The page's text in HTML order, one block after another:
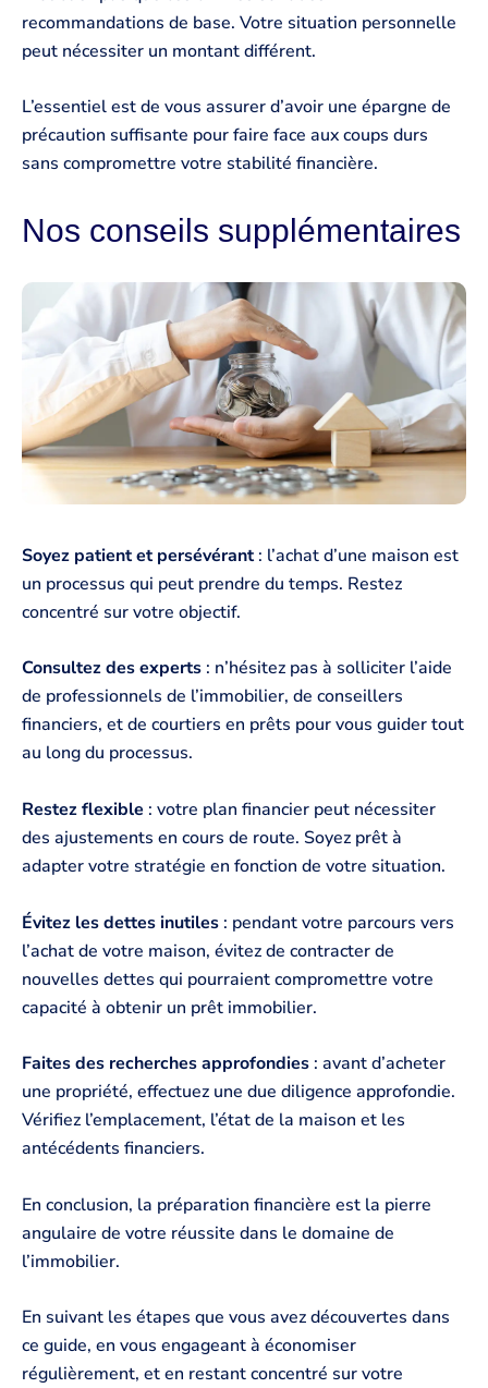
recommandations de base. Votre situation personnelle
peut nécessiter un montant différent.
L’essentiel est de vous assurer d’avoir une épargne de
précaution suffisante pour faire face aux coups durs
sans compromettre votre stabilité financière.
Nos conseils supplémentaires
Soyez patient et persévérant: l’achat d’une maison est
un processus qui peut prendre du temps. Restez
concentré sur votre objectif.
Consultez des experts : n’hésitez pas à solliciter l’aide
de professionnels de l’immobilier, de conseillers
financiers, et de courtiers en prêts pour vous guider tout
au long du processus.
Restez flexible : votre plan financier peut nécessiter
des ajustements en cours de route. Soyez prêt à
adapter votre stratégie en fonction de votre situation.
Évitez les dettes inutiles : pendant votre parcours vers
l’achat de votre maison, évitez de contracter de
nouvelles dettes qui pourraient compromettre votre
capacité à obtenir un prêt immobilier.
Faites des recherches approfondies : avant d’acheter
une propriété, effectuez une due diligence approfondie.
Vérifiez l’emplacement, l’état de la maison et les
antécédents financiers.
En conclusion, la préparation financière est la pierre
angulaire de votre réussite dans le domaine de
l’immobilier.
En suivant les étapes que vous avez découvertes dans
ce guide, en vous engageant à économiser
régulièrement, et en restant concentré sur votre